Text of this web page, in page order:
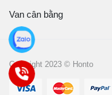
Van cân bằng
Copyright 2023 © Honto